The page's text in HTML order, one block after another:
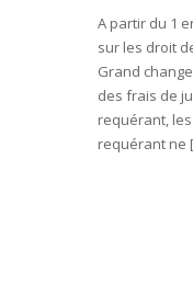
A partir du 1
sur les droit
Grand
des frais de
requérant,
requérant ne